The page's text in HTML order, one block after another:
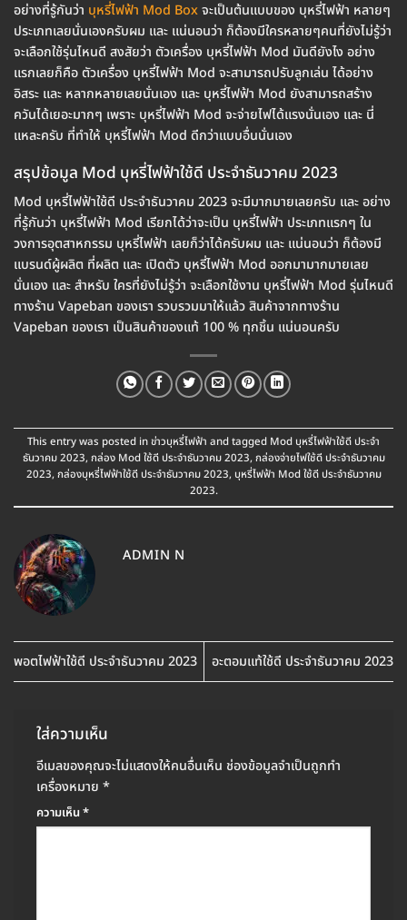
อย่างที่รู้กันว่า บุหรี่ไฟฟ้า Mod Boxจะเป็นต้นแบบของ บุหรี่ไฟฟ้า หลายๆ
ประเภทเลยนั่นเองครับผม และ แน่นอนว่า ก็ต้องมีใครหลายๆคนที่ยังไม่รู้ว่า
จะเลือกใช้รุ่นไหนดี สงสัยว่า ตัวเครื่อง บุหรี่ไฟฟ้า Mod มันดียังไง อย่าง
แรกเลยก็คือ ตัวเครื่อง บุหรี่ไฟฟ้า Mod จะสามารถปรับลูกเล่น ได้อย่าง
อิสระ และ หลากหลายเลยนั่นเอง และ บุหรี่ไฟฟ้า Mod ยังสามารถสร้าง
ควันได้เยอะมากๆ เพราะ บุหรี่ไฟฟ้า Mod จะจ่ายไฟได้แรงนั่นเอง และ นี่
แหละครับ ที่ทำให้ บุหรี่ไฟฟ้า Mod ดีกว่าแบบอื่นนั่นเอง
สรุปข้อมูล Mod บุหรี่ไฟฟ้าใช้ดี ประจำธันวาคม 2023
Mod บุหรี่ไฟฟ้าใช้ดี ประจำธันวาคม 2023 จะมีมากมายเลยครับ และ อย่าง
ที่รู้กันว่า บุหรี่ไฟฟ้า Mod เรียกได้ว่าจะเป็น บุหรี่ไฟฟ้า ประเภทแรกๆ ใน
วงการอุตสาหกรรม บุหรี่ไฟฟ้า เลยก็ว่าได้ครับผม และ แน่นอนว่า ก็ต้องมี
แบรนด์ผู้ผลิต ที่ผลิต และ เปิดตัว บุหรี่ไฟฟ้า Mod ออกมามากมายเลย
นั่นเอง และ สำหรับ ใครที่ยังไม่รู้ว่า จะเลือกใช้งาน บุหรี่ไฟฟ้า Mod รุ่นไหนดี
ทางร้าน Vapeban ของเรา รวบรวมมาให้แล้ว สินค้าจากทางร้าน
Vapeban ของเรา เป็นสินค้าของแท้ 100 % ทุกชิ้น แน่นอนครับ
This entry was posted inข่าวบุหรี่ไฟฟ้า and tagged Mod บุหรี่ไฟฟ้าใช้ดี ประจำ
ธันวาคม 2023, กล่อง Mod ใช้ดี ประจำธันวาคม 2023, กล่องจ่ายไฟใช้ดี ประจำธันวาคม
2023, กล่องบุหรี่ไฟฟ้าใช้ดี ประจำธันวาคม 2023, บุหรี่ไฟฟ้า Mod ใช้ดี ประจำธันวาคม
2023.
ADMIN N
พอตไฟฟ้าใช้ดี ประจำธันวาคม 2023 อะตอมแท้ใช้ดี ประจำธันวาคม 2023
ใส่ความเห็น
อีเมลของคุณจะไม่แสดงให้คนอื่นเห็น ช่องข้อมูลจำเป็นถูกทำ
เครื่องหมาย *
ความเห็น*